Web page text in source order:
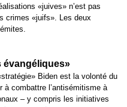
«juives» n’est pas
crimes «juifs». Les deux
évangéliques»
Biden est la volonté du
à combattre l’antisémitisme à
– y compris les initiatives